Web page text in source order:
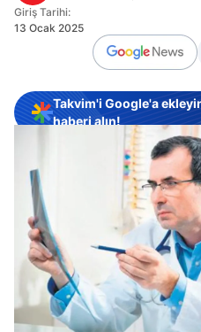
Giriş Tarihi:
13 Ocak 2025
Takvim'i Google'a
haberi alın!